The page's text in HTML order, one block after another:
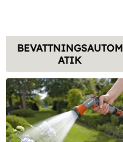
BEVATTNINGSAUTOM
ATIK